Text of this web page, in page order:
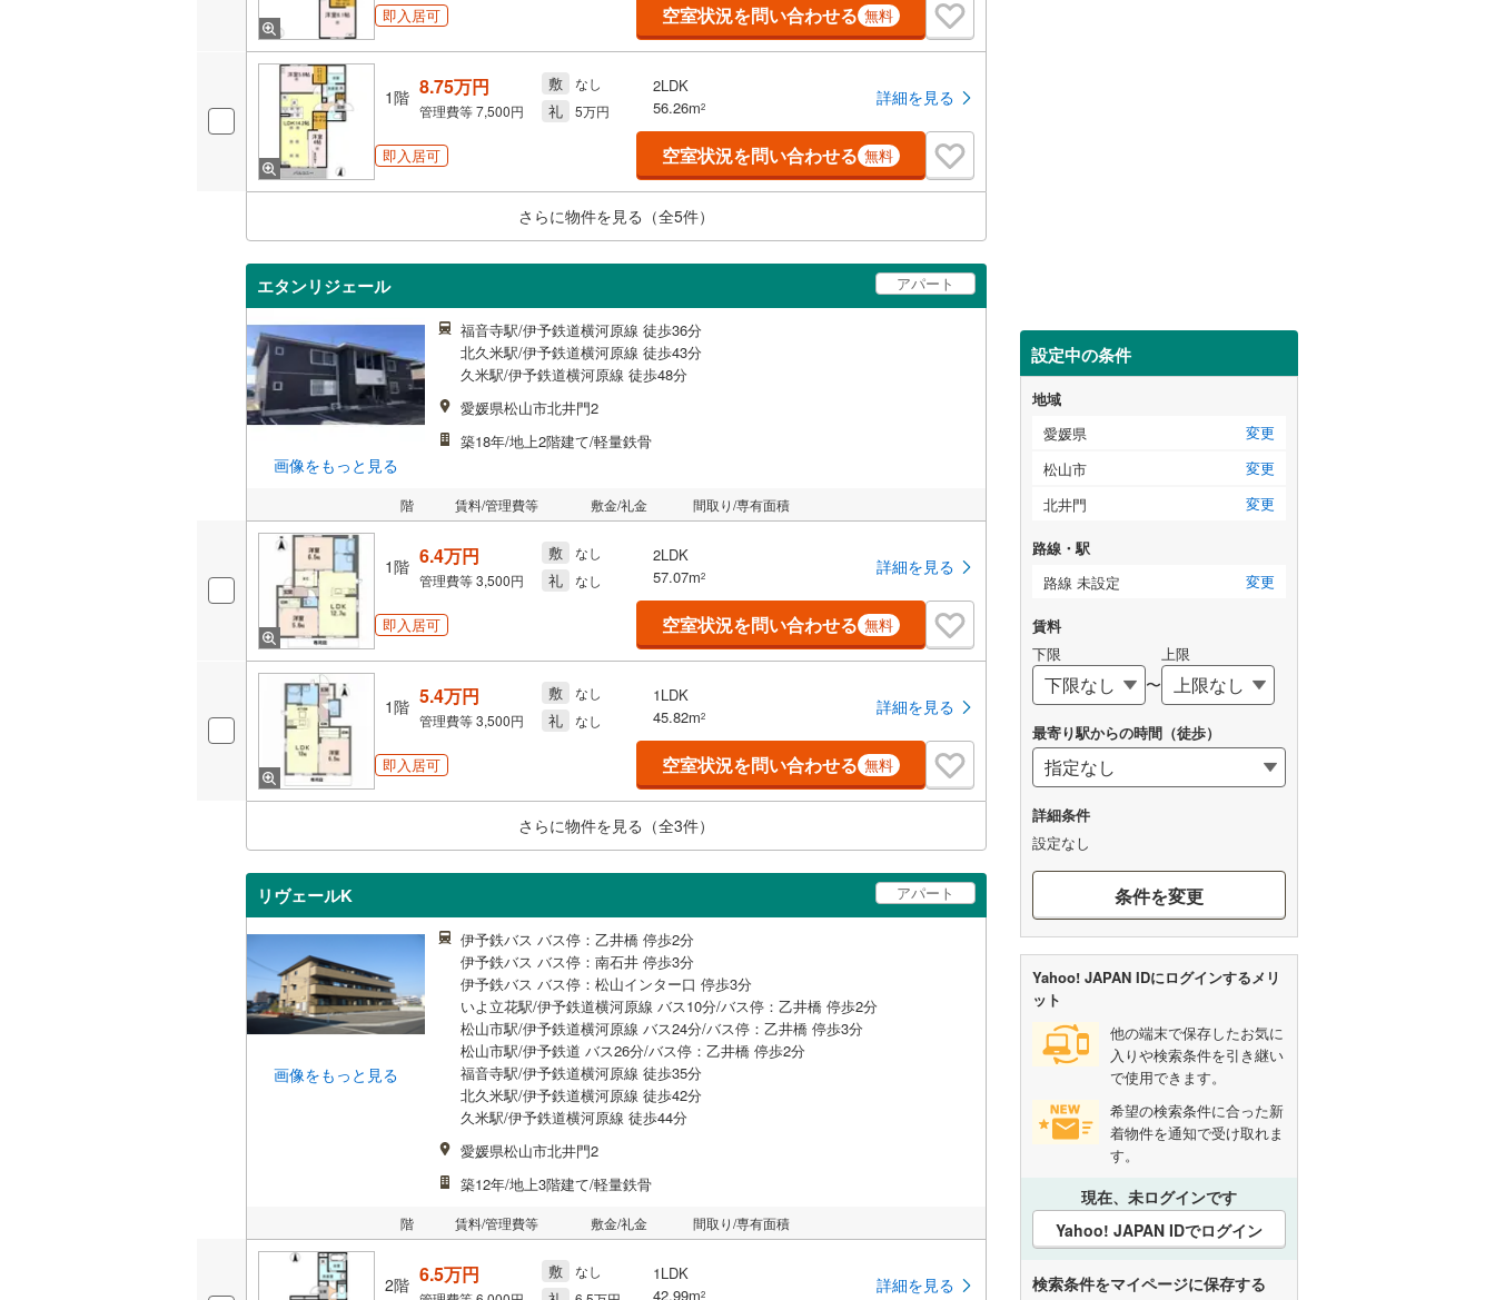
即入居可 空室状況を問い合わせる 無料
1階 8.75万円
管理費等7,500円
敷 なし
礼 5万円
2LDK
56.26m2 詳細を見る
即入居可 空室状況を問い合わせる 無料
さらに物件を見る（全5件）
エタンリジェール アパート
画像をもっと見る
福音寺駅/伊予鉄道横河原線 徒歩36分
北久米駅/伊予鉄道横河原線 徒歩43分
久米駅/伊予鉄道横河原線 徒歩48分
愛媛県松山市北井門2
築18年/地上2階建て/軽量鉄骨
階 賃料/管理費等 敷金/礼金 間取り/専有面積
1階 6.4万円
管理費等3,500円
敷 なし
礼 なし
2LDK
57.07m2 詳細を見る
即入居可 空室状況を問い合わせる 無料
1階 5.4万円
管理費等3,500円
敷 なし
礼 なし
1LDK
45.82m2 詳細を見る
即入居可 空室状況を問い合わせる 無料
さらに物件を見る（全3件）
リヴェールK アパート
画像をもっと見る
伊予鉄バス バス停：乙井橋 停歩2分
伊予鉄バス バス停：南石井 停歩3分
伊予鉄バス バス停：松山インター口 停歩3分
いよ立花駅/伊予鉄道横河原線 バス10分/バス停：乙井橋 停歩2分
松山市駅/伊予鉄道横河原線 バス24分/バス停：乙井橋 停歩3分
松山市駅/伊予鉄道 バス26分/バス停：乙井橋 停歩2分
福音寺駅/伊予鉄道横河原線 徒歩35分
北久米駅/伊予鉄道横河原線 徒歩42分
久米駅/伊予鉄道横河原線 徒歩44分
愛媛県松山市北井門2
築12年/地上3階建て/軽量鉄骨
階 賃料/管理費等 敷金/礼金 間取り/専有面積
2階 6.5万円 敷 なし
1LDK
42.99m2 詳細を見る
設定中の条件
地域
愛媛県
変更
松山市
変更
北井門
変更
路線・駅
路線 未設定
変更
賃料
下限
〜
上限
最寄り駅からの時間（徒歩）
詳細条件
設定なし
条件を変更
Yahoo! JAPAN IDにログインするメリ
ット
他の端末で保存したお気に
入りや検索条件を引き継い
で使用できます。
希望の検索条件に合った新
着物件を通知で受け取れま
す。
現在、未ログインです
Yahoo! JAPAN IDでログイン
検索条件をマイページに保存する